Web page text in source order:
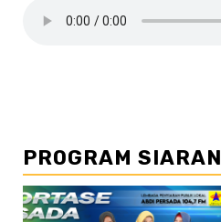
PROGRAM SIARAN